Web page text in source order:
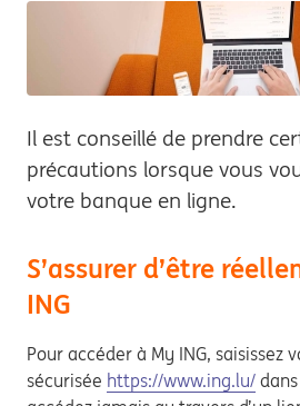
Il est conseillé de prendre
précautions lorsque vous
votre banque en ligne.
S’assurer d’être
ING
Pour accéder à My ING, saisissez
sécurisée https://www.ing.lu/